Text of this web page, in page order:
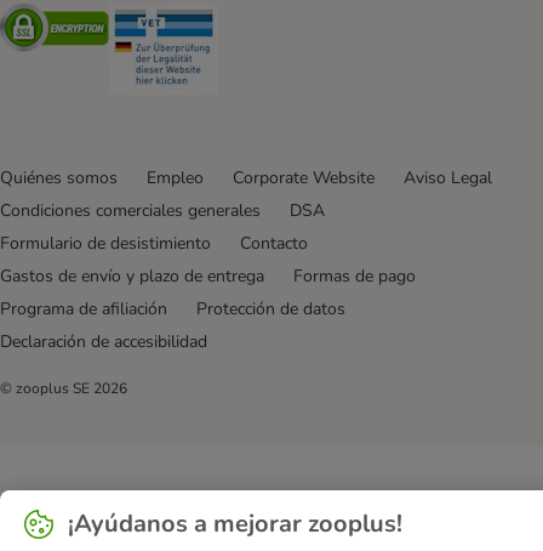
Security
Quiénes somos Empleo Corporate Website
Aviso Legal
Condiciones comerciales generales
DSA
Formulario de desistimiento
Contacto
Gastos de envío y plazo de entrega
Formas de pago
Programa de afiliación
Protección de datos
Declaración de accesibilidad
© zooplus SE 2026
¡Ayúdanos a mejorar zooplus!